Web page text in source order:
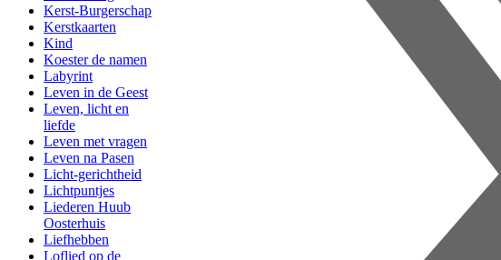
Kerst-Burgerschap
Kerstkaarten
Kind
Koester de namen
Labyrint
Leven in de Geest
Leven, licht en
liefde
Leven met vragen
Leven na Pasen
Licht-gerichtheid
Lichtpuntjes
Liederen Huub
Oosterhuis
Liefhebben
Loflied op de